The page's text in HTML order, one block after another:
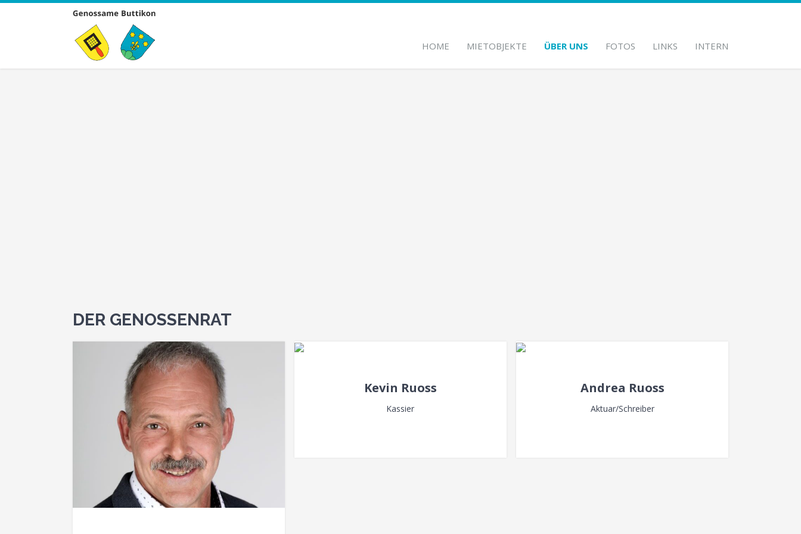
HOME MIETOBJEKTE ÜBER UNS FOTOS LINKS INTERN
DER GENOSSENRAT
Kevin Ruoss
Kassier
Andrea Ruoss
Aktuar/Schreiber